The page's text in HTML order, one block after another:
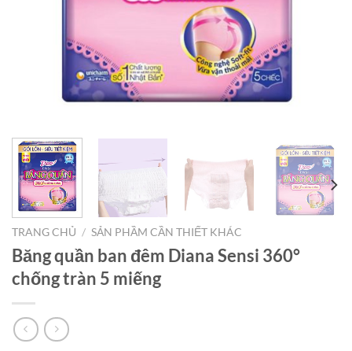
TRANG CHỦ / SẢN PHẦM CẦN THIẾT KHÁC
Băng quần ban đêm Diana Sensi 360°
chống tràn 5 miếng